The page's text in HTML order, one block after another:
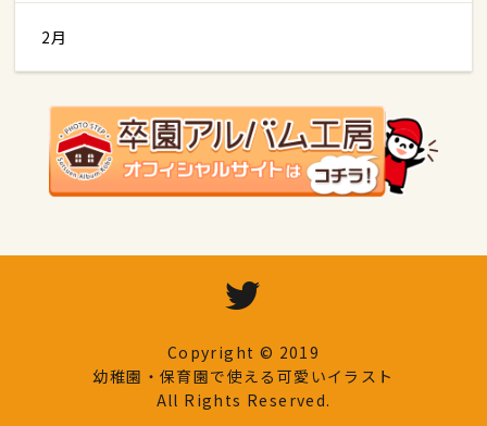
2月
Copyright © 2019
幼稚園・保育園で使える可愛いイラスト
All Rights Reserved.